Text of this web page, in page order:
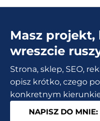
płatności
sklepu
Masz
wreszcie
Strona, sklep, SEO,
opisz krótko, czego
konkretnym
NAPISZ DO